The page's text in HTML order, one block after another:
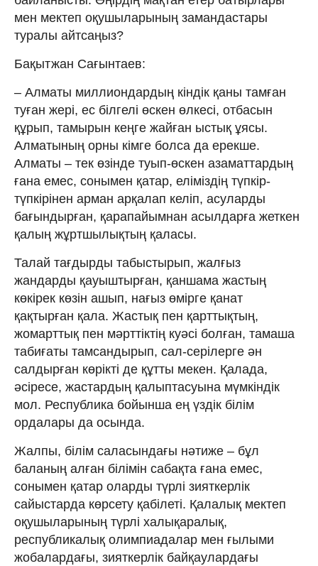
мен мектеп оқушыларының замандастары
туралы айтсаңыз?
Бақытжан Сағынтаев:
– Алматы миллиондардың кіндік қаны тамған
туған жері, ес білгелі өскен өлкесі, отбасын
құрып, тамырын кеңге жайған ыстық ұясы.
Алматының орны кімге болса да ерекше.
Алматы – тек өзінде туып-өскен азаматтардың
ғана емес, сонымен қатар, еліміздің түпкір-
түпкірінен арман арқалап келіп, асуларды
бағындырған, қарапайымнан асылдарға жеткен
қалың жұртшылықтың қаласы.
Талай тағдырды табыстырып, жалғыз
жандарды қауыштырған, қаншама жастың
көкірек көзін ашып, нағыз өмірге қанат
қақтырған қала. Жастық пен қарттықтың,
жомарттық пен мәрттіктің куәсі болған, тамаша
табиғаты тамсандырып, сал-серілерге ән
салдырған көрікті де құтты мекен. Қалада,
әсіресе, жастардың қалыптасуына мүмкіндік
мол. Республика бойынша ең үздік білім
ордалары да осында.
Жалпы, білім саласындағы нәтиже – бұл
баланың алған білімін сабақта ғана емес,
сонымен қатар оларды түрлі зияткерлік
сайыстарда көрсету қабілеті. Қалалық мектеп
оқушыларының түрлі халықаралық,
республикалық олимпиадалар мен ғылыми
жобалардағы, зияткерлік байқаулардағы